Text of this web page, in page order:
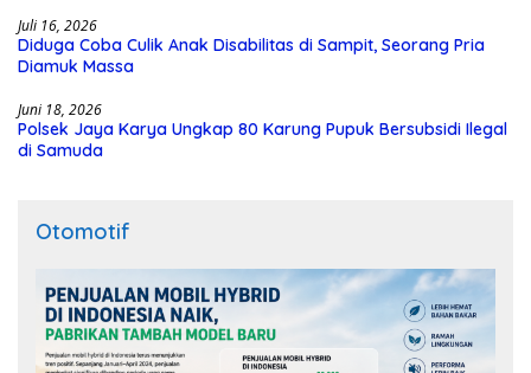
Juli 16, 2026
Diduga Coba Culik Anak Disabilitas di Sampit, Seorang Pria
Diamuk Massa
Juni 18, 2026
Polsek Jaya Karya Ungkap 80 Karung Pupuk Bersubsidi Ilegal
di Samuda
Otomotif